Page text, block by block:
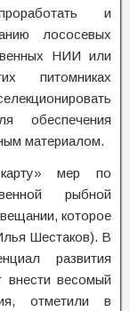
и
лососевых
НИИ или
питомниках
обеспечения
материалом.
мер по
рыбной
которое
Шестаков). В
развития
внести весомый
отметили в